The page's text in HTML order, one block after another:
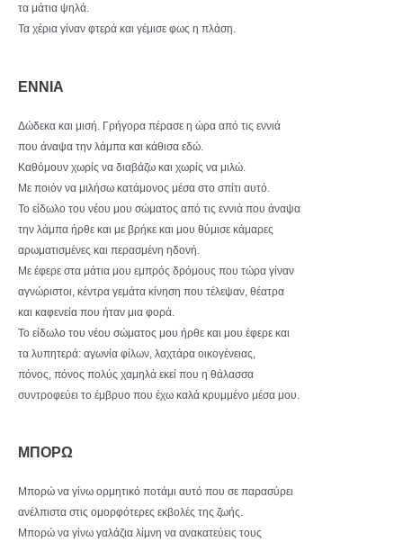
τα μάτια ψηλά.
Τα χέρια γίναν φτερά και γέμισε φως η πλάση.
ΕΝΝΙΑ
Δώδεκα και μισή. Γρήγορα πέρασε η ώρα από τις εννιά
που άναψα την λάμπα και κάθισα εδώ.
Καθόμουν χωρίς να διαβάζω και χωρίς να μιλώ.
Με ποιόν να μιλήσω κατάμονος μέσα στο σπίτι αυτό.
Το είδωλο του νέου μου σώματος από τις εννιά που άναψα
την λάμπα ήρθε και με βρήκε και μου θύμισε κάμαρες
αρωματισμένες και περασμένη ηδονή.
Με έφερε στα μάτια μου εμπρός δρόμους που τώρα γίναν
αγνώριστοι, κέντρα γεμάτα κίνηση που τέλεψαν, θέατρα
και καφενεία που ήταν μια φορά.
Το είδωλο του νέου σώματος μου ήρθε και μου έφερε και
τα λυπητερά: αγωνία φίλων, λαχτάρα οικογένειας,
πόνος, πόνος πολύς χαμηλά εκεί που η θάλασσα
συντροφεύει το έμβρυο που έχω καλά κρυμμένο μέσα μου.
MΠΟΡΩ
Μπορώ να γίνω ορμητικό ποτάμι αυτό που σε παρασύρει
ανέλπιστα στις ομορφότερες εκβολές της ζωής.
Μπορώ να γίνω γαλάζια λίμνη να ανακατεύεις τους